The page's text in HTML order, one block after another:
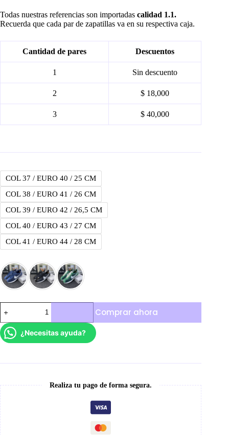
$ 195.000.
$ 180.000.
Todas nuestras referencias son importadas calidad 1.1.
Recuerda que cada par de zapatillas va en su respectiva caja.
Cantidad de pares Descuentos
1 Sin descuento
2 $ 18,000
3 $ 40,000
COL 37 / EURO 40 / 25 CM
COL 38 / EURO 41 / 26 CM
COL 39 / EURO 42 / 26,5 CM
COL 40 / EURO 43 / 27 CM
COL 41 / EURO 44 / 28 CM
Nike
Cortez
Textile
cantidad
Comprar ahora
¿Necesitas ayuda?
Realiza tu pago de forma segura.